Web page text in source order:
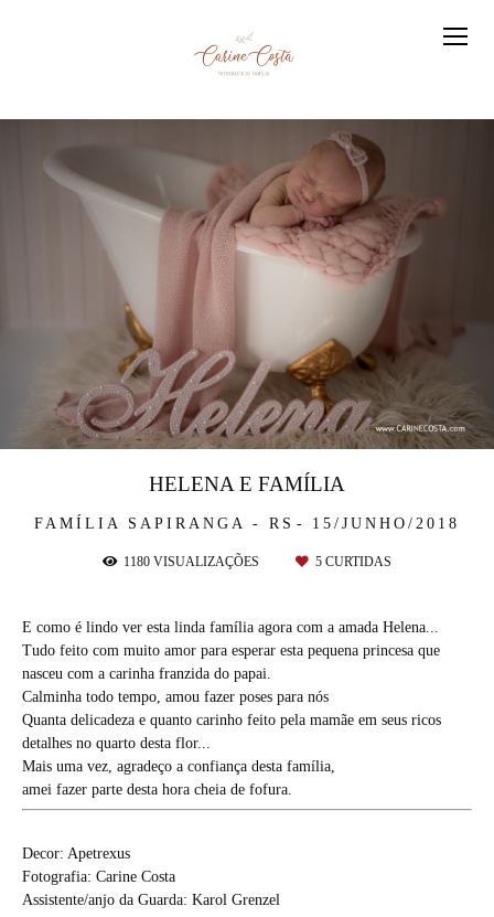
FAMÍLIA SAPIRANGA - RS 15/JUNHO/2018
HELENA E FAMÍLIA
1180 VISUALIZAÇÕES 5 CURTIDAS
E como é lindo ver esta linda família agora com a amada Helena...
Tudo feito com muito amor para esperar esta pequena princesa que
nasceu com a carinha franzida do papai.
Calminha todo tempo, amou fazer poses para nós
Quanta delicadeza e quanto carinho feito pela mamãe em seus ricos
detalhes no quarto desta flor...
Mais uma vez, agradeço a confiança desta família,
amei fazer parte desta hora cheia de fofura.
Decor: Apetrexus
Fotografia: Carine Costa
Assistente/anjo da Guarda: Karol Grenzel